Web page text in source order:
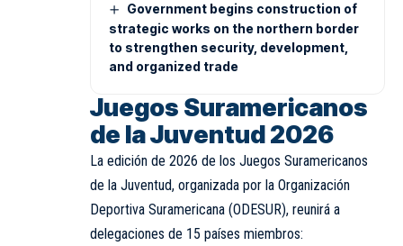
Government begins construction of
strategic works on the northern border
to strengthen security, development,
and organized trade
Juegos Suramericanos
de la Juventud 2026
La edición de 2026 de los Juegos Suramericanos
de la Juventud, organizada por la Organización
Deportiva Suramericana (ODESUR), reunirá a
delegaciones de 15 países miembros: